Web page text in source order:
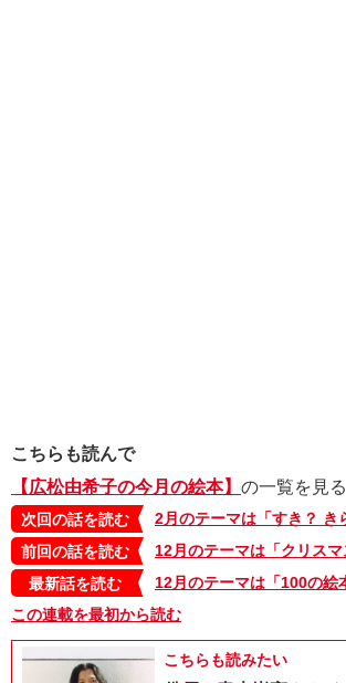
こちらも読んで
【広松由希子の今月の絵本】 の一覧を見る
次回の話を読む
前回の話を読む
最新話を読む
この連載を最初から読む
こちらも読みたい